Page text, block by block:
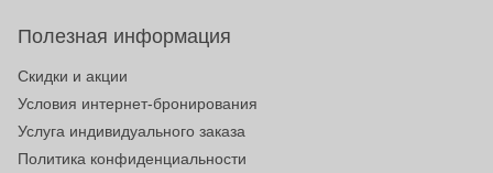
Полезная информация
Скидки и акции
Условия интернет-бронирования
Услуга индивидуального заказа
Политика конфиденциальности